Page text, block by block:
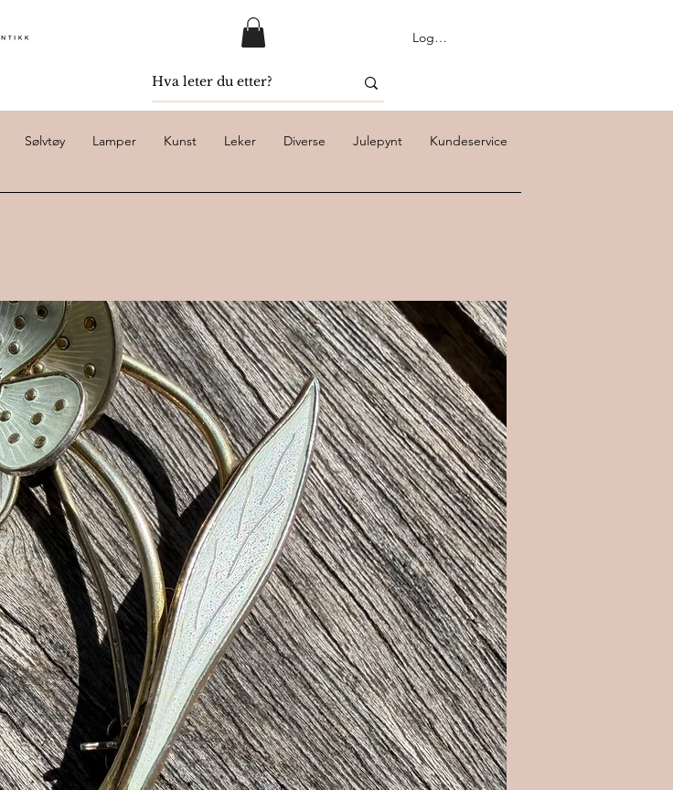
Logg inn
Sølvtøy Lamper Kunst Leker Diverse Julepynt Kundeservice